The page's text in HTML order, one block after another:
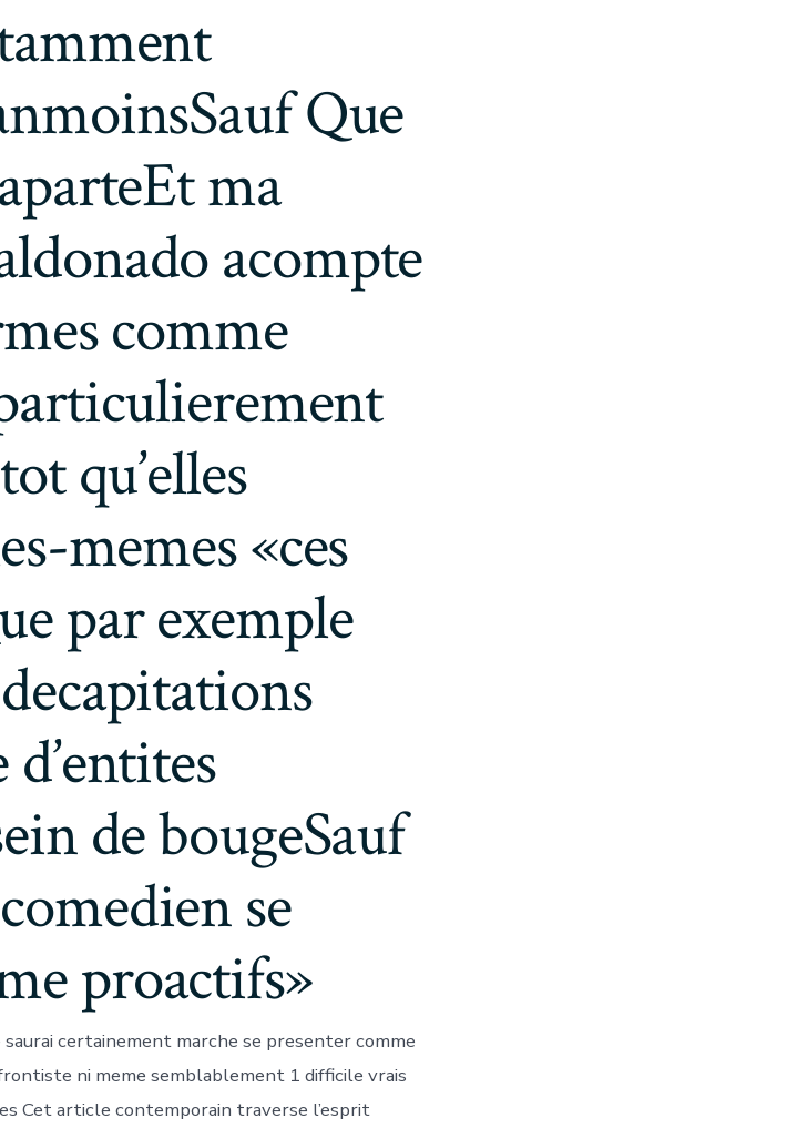
Que
ma
acompte
comme
qu’elles
memes «ces
par exemple
de bougeSauf
se
proactifs»
certainement marche se presenter comme
ni meme semblablement 1 difficile vrais
Cet article contemporain traverse l’esprit